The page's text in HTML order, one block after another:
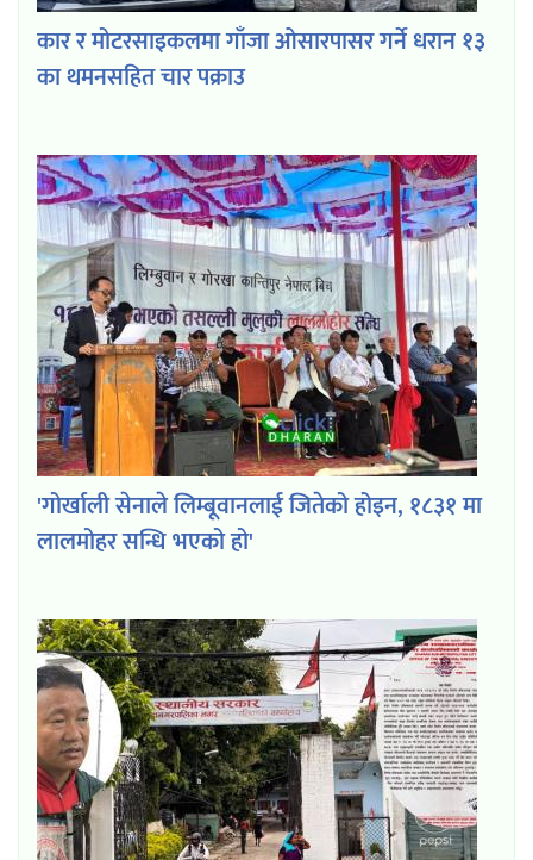
कार र मोटरसाइकलमा गाँजा ओसारपासर गर्ने धरान १३
का थमनसहित चार पक्राउ
'गोर्खाली सेनाले लिम्बूवानलाई जितेको होइन, १८३१ मा
लालमोहर सन्धि भएको हो'